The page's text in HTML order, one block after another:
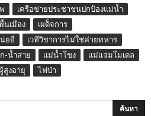
เครือข่ายประชาชนปกป้องแม่น้ำ
นเมือง
เผด็จการ
น่ยยี่
เวทีวิชาการไม่ใช่ค่ายทหาร
-น้ำสาย แม่น้ำโขง
แม่แจ่มโมเดล
สูงอายุ ไฟป่า